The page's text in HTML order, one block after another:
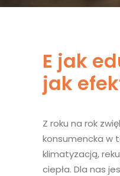
KONTAKT
E jak
jak
Z roku na rok
konsumencka w
klimatyzacją,
ciepła. Dla nas